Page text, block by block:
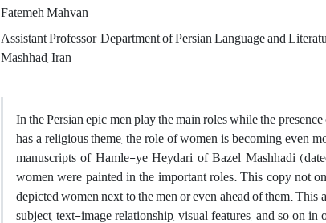
Fatemeh Mahvan
Assistant Professor, Department of Persian Language and
Mashhad, Iran
In the Persian epic men play the main roles while the
has a religious theme, the role of women is becoming even
manuscripts of Hamle-ye Heydari of Bazel Mashhadi
women were painted in the important roles. This copy not
depicted women next to the men or even ahead of them.
subject, text-image relationship, visual features, and so on